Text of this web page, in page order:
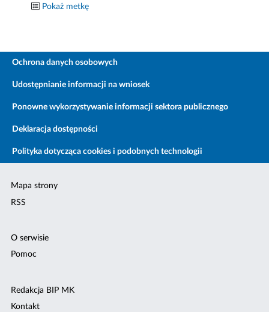
Pokaż metkę
Ochrona danych osobowych
Udostępnianie informacji na wniosek
Ponowne wykorzystywanie informacji sektora publicznego
Deklaracja dostępności
Polityka dotycząca cookies i podobnych technologii
Mapa strony
RSS
O serwisie
Pomoc
Redakcja BIP MK
Kontakt